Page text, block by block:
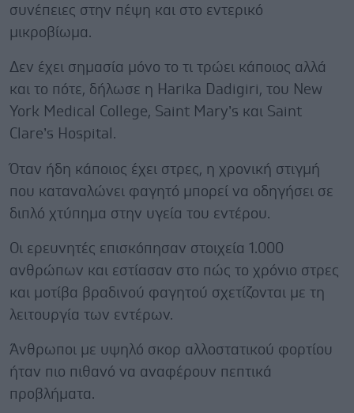
συνέπειες στην πέψη και στο εντερικό
μικροβίωμα.
Δεν έχει σημασία μόνο το τι τρώει κάποιος αλλά
και το πότε, δήλωσε η Harika Dadigiri, του New
York Medical College, Saint Mary’s και Saint
Clare’s Hospital.
Όταν ήδη κάποιος έχει στρες, η χρονική στιγμή
που καταναλώνει φαγητό μπορεί να οδηγήσει σε
διπλό χτύπημα στην υγεία του εντέρου.
Οι ερευνητές επισκόπησαν στοιχεία 1.000
ανθρώπων και εστίασαν στο πώς το χρόνιο στρες
και μοτίβα βραδινού φαγητού σχετίζονται με τη
λειτουργία των εντέρων.
Άνθρωποι με υψηλό σκορ αλλοστατικού φορτίου
ήταν πιο πιθανό να αναφέρουν πεπτικά
προβλήματα.